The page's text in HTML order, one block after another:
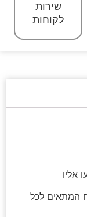
שירות
לקוחות
אליו
המתאים לכל